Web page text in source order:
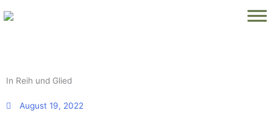
Inhalt
In Reih und Glied
August 19, 2022